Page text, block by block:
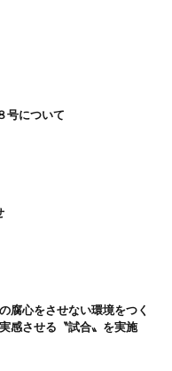
号について
腐心をさせない環境をつく
感させる〝試合〟を実施